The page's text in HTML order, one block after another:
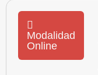
Modalidad
Online